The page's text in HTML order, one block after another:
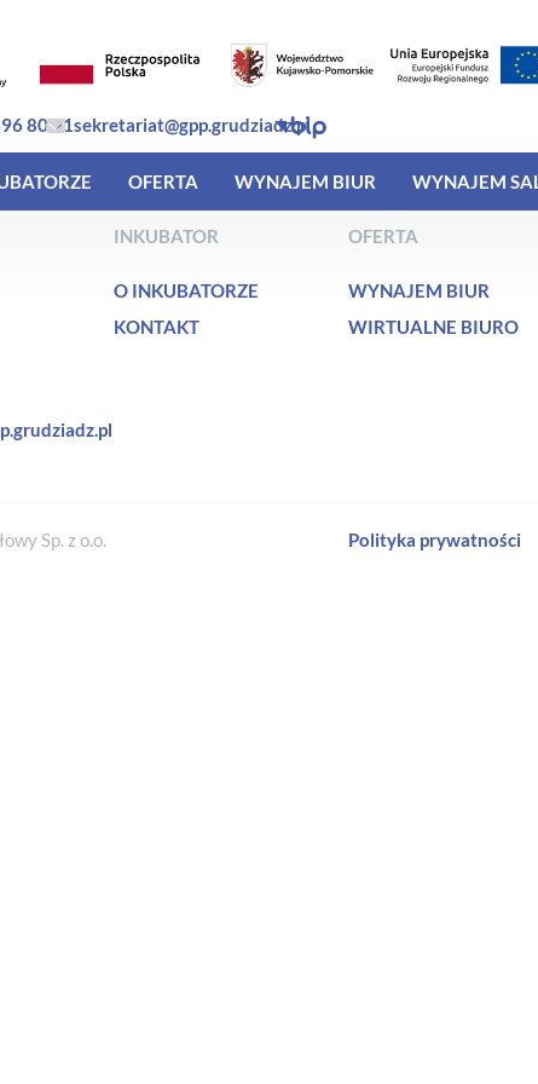
80 91sekretariat@gpp.grudziadz.pl
OFERTA WYNAJEM BIUR WYNAJEM SAL
INKUBATOR
O INKUBATORZE
KONTAKT
OFERTA
WYNAJEM BIUR
WIRTUALNE BIURO
Sp. z o.o. Polityka prywatności